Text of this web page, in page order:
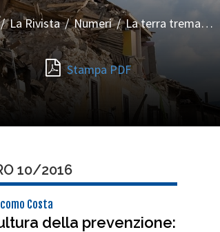
/ La Rivista / Numeri / La terra trema…
Stampa PDF
10/2016
Costa
della prevenzione: